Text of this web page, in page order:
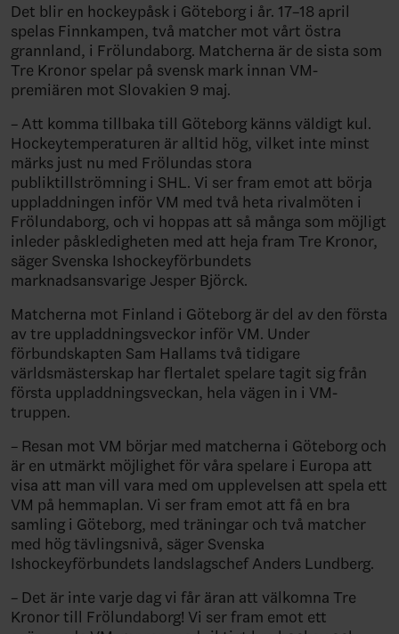
Det blir en hockeypåsk i Göteborg i år. 17–18 april
spelas Finnkampen, två matcher mot vårt östra
grannland, i Frölundaborg. Matcherna är de sista som
Tre Kronor spelar på svensk mark innan VM-
premiären mot Slovakien 9 maj.
– Att komma tillbaka till Göteborg känns väldigt kul.
Hockeytemperaturen är alltid hög, vilket inte minst
märks just nu med Frölundas stora
publiktillströmning i SHL. Vi ser fram emot att börja
uppladdningen inför VM med två heta rivalmöten i
Frölundaborg, och vi hoppas att så många som möjligt
inleder påskledigheten med att heja fram Tre Kronor,
säger Svenska Ishockeyförbundets
marknadsansvarige Jesper Björck.
Matcherna mot Finland i Göteborg är del av den första
av tre uppladdningsveckor inför VM. Under
förbundskapten Sam Hallams två tidigare
världsmästerskap har flertalet spelare tagit sig från
första uppladdningsveckan, hela vägen in i VM-
truppen.
– Resan mot VM börjar med matcherna i Göteborg och
är en utmärkt möjlighet för våra spelare i Europa att
visa att man vill vara med om upplevelsen att spela ett
VM på hemmaplan. Vi ser fram emot att få en bra
samling i Göteborg, med träningar och två matcher
med hög tävlingsnivå, säger Svenska
Ishockeyförbundets landslagschef Anders Lundberg.
– Det är inte varje dag vi får äran att välkomna Tre
Kronor till Frölundaborg! Vi ser fram emot ett